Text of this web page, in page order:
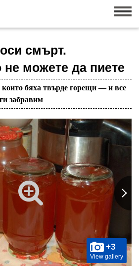
смърт.
не можете да пиете
бяха твърде горещи — и все
забравим
+3
View gallery